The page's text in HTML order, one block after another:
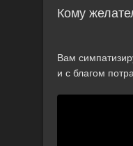
Кому
Вам
и с благом